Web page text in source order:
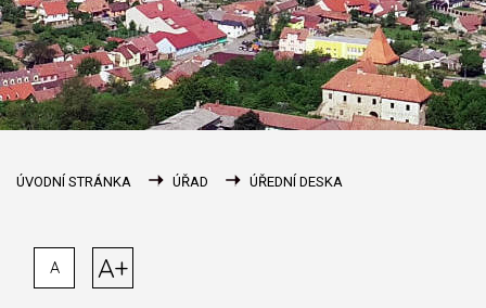
ÚVODNÍ STRÁNKA ÚŘAD ÚŘEDNÍ DESKA
A A+